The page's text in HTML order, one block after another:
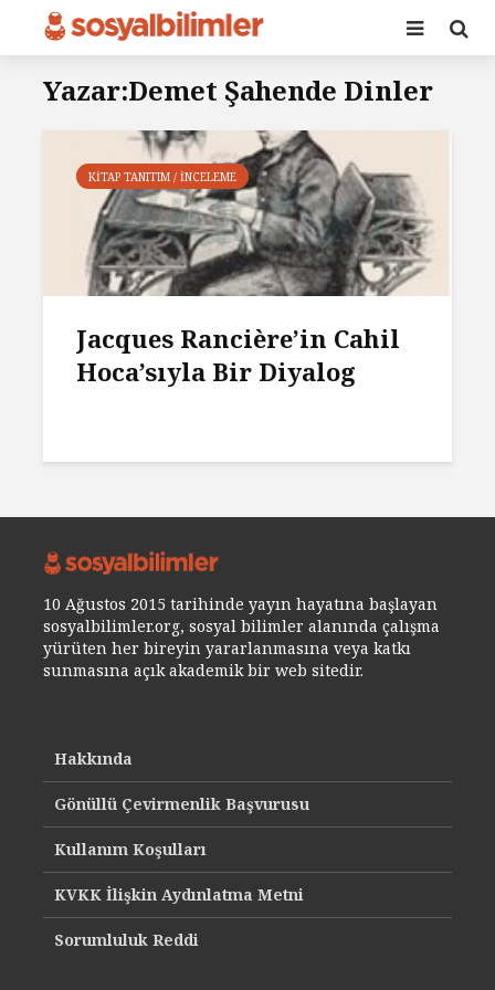
Yazar:Demet Şahende Dinler
KITAP TANITIM / İNCELEME
Jacques Rancière’in Cahil
Hoca’sıyla Bir Diyalog
10 Ağustos 2015 tarihinde yayın hayatına başlayan
sosyalbilimler.org, sosyal bilimler alanında çalışma
yürüten her bireyin yararlanmasına veya katkı
sunmasına açık akademik bir web sitedir.
Hakkında
Gönüllü Çevirmenlik Başvurusu
Kullanım Koşulları
KVKK İlişkin Aydınlatma Metni
Sorumluluk Reddi